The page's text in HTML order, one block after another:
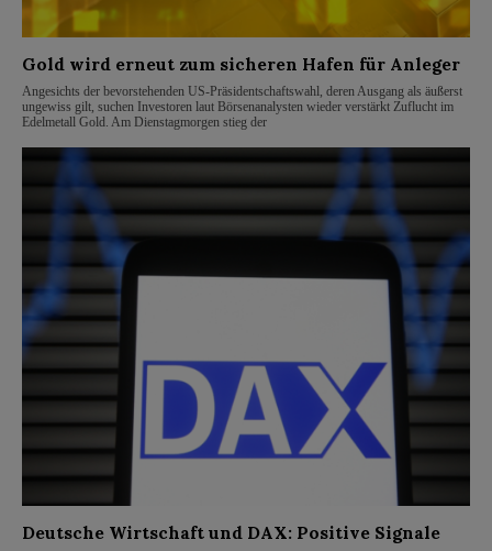
Gold wird erneut zum sicheren Hafen für Anleger
Angesichts der bevorstehenden US-Präsidentschaftswahl, deren Ausgang als äußerst
ungewiss gilt, suchen Investoren laut Börsenanalysten wieder verstärkt Zuflucht im
Edelmetall Gold. Am Dienstagmorgen stieg der
Deutsche Wirtschaft und DAX: Positive Signale